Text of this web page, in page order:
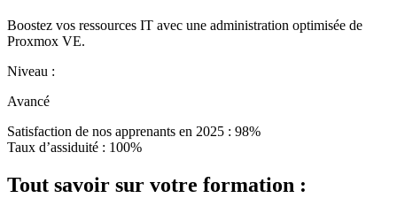
Boostez vos ressources IT avec une administration optimisée de
Proxmox VE.
Niveau :
Avancé
Satisfaction de nos apprenants en 2025 : 98%
Taux d’assiduité : 100%
Tout savoir sur votre formation :